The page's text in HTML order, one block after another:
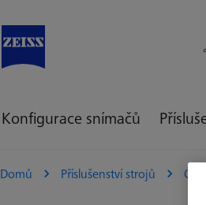
Konfigurace snímačů
Domů Příslušenství strojů